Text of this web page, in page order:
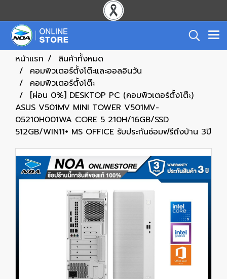
หน้าแรก
สินค้าทั้งหมด
คอมพิวเตอร์ตั้งโต๊ะและออลอินวัน
คอมพิวเตอร์ตั้งโต๊ะ
[ผ่อน 0%] DESKTOP PC (คอมพิวเตอร์ตั้งโต๊ะ)
ASUS V501MV MINI TOWER V501MV-
05210H001WA CORE 5 210H/16GB/SSD
512GB/WIN11+ MS OFFICE รับประกันซ่อมฟรีถึงบ้าน 3ปี